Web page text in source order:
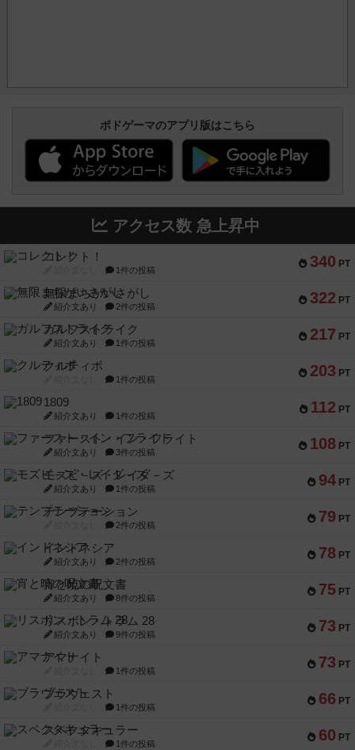
ボドゲーマのアプリ版はこちら
アクセス数 急上昇中
340 PT
コレクト！
1件の投稿
322 PT
無限まちがいさがし
紹介文あり 2件の投稿
217 PT
ガルフストライク
紹介文あり 1件の投稿
203 PT
クルティボ
1件の投稿
112 PT
1809
紹介文あり 1件の投稿
108 PT
ファースト・イン・フライト
紹介文あり 3件の投稿
94 PT
モズビ－ズ・レイダ－ズ
紹介文あり 1件の投稿
79 PT
テンプテーション
2件の投稿
78 PT
インドネシア
紹介文あり 2件の投稿
75 PT
宵と暁の呪文書
紹介文あり 8件の投稿
73 PT
リスボン・トラム 28
紹介文あり 9件の投稿
73 PT
アマナイト
1件の投稿
66 PT
ブラヴェスト
1件の投稿
60 PT
スペクタキュラー
1件の投稿